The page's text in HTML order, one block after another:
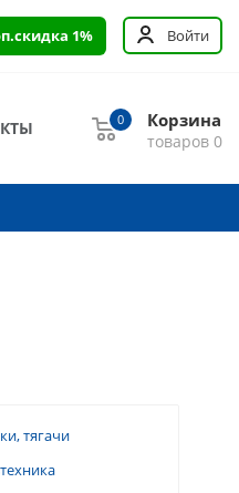
1% Войти
Корзина
товаров 0
0
тягачи